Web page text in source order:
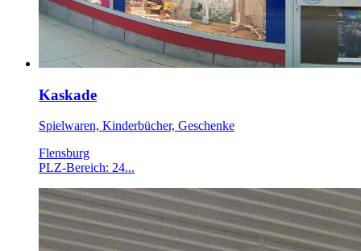
Kaskade
Spielwaren, Kinderbücher, Geschenke
Flensburg
PLZ-Bereich: 24...